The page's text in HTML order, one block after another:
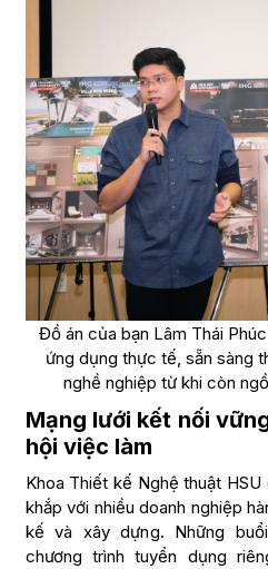
Đồ án của bạn Lâm Thái
ứng dụng thực tế, sẵn sàng
nghề nghiệp từ khi còn
Mạng lưới kết nối
hội việc làm
Khoa Thiết kế Nghệ thuật
khắp với nhiều doanh nghiệp
kế và xây dựng. Những
chương trình tuyển dụng